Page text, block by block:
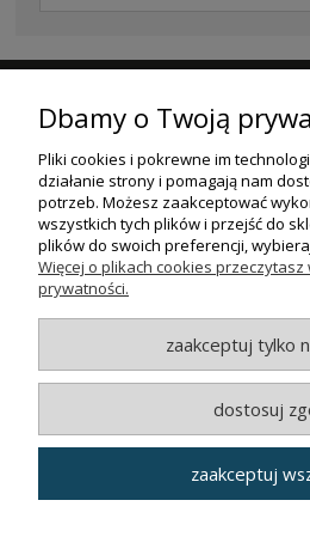
ZAKUPY
POMOC
MOJE
© MAXSOTE 2026.Wszystkie
Dbamy o Twoją
Pliki cookies i pokrewne im
działanie strony i pomagają nam
potrzeb. Możesz zaakceptować
wszystkich tych plików i przejść do
plików do swoich preferencji,
Więcej o plikach cookies przeczytasz
prywatności.
zaakceptuj tylko
dostosuj
zaakceptuj